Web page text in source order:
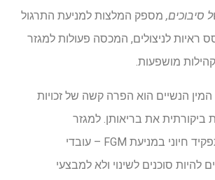
סיבוכים, מספק המלצות למניעת התרגול
ראיות לניצולים, המכסה פעולות למגזר
מושפעות.
הנשיים הוא הפרה קשה של זכויות
ביקורתית את בריאותן. למגזר
הבריאות יש תפקיד חיוני במניעת FGM – עובדי
להיות סוכנים לשינוי ולא למבצעי